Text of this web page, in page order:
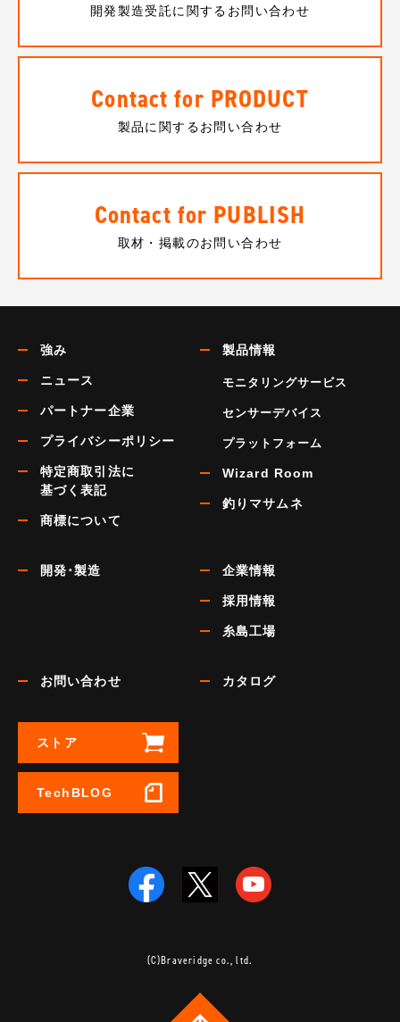
開発製造受託に関するお問い合わせ
Contact for PRODUCT
製品に関するお問い合わせ
Contact for PUBLISH
取材・掲載のお問い合わせ
強み
ニュース
パートナー企業
プライバシーポリシー
特定商取引法に
基づく表記
商標について
製品情報
モニタリングサービス
センサーデバイス
プラットフォーム
Wizard Room
釣りマサムネ
開発･製造 企業情報
採用情報
糸島工場
お問い合わせ カタログ
ストア
TechBLOG
(C)Braveridge co., ltd.